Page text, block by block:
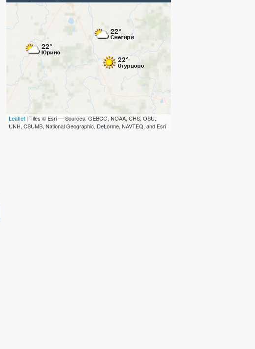
Leaflet | Tiles © Esri — Sources: GEBCO, NOAA, CHS, OSU,
UNH, CSUMB, National Geographic, DeLorme, NAVTEQ, and Esri